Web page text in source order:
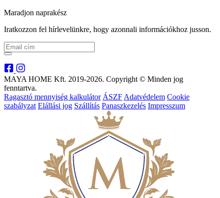
Maradjon naprakész
Iratkozzon fel hírlevelünkre, hogy azonnali információkhoz jusson.
MAYA HOME Kft. 2019-2026. Copyright © Minden jog
fenntartva.
Ragasztó mennyiség kalkulátor ÁSZF Adatvédelem Cookie
szabályzat Elállási jog Szállítás Panaszkezelés Impresszum